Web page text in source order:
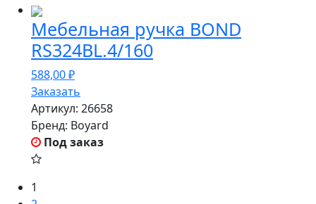
Мебельная ручка BOND
RS324BL.4/160
588,00₽
Заказать
Артикул: 26658
Бренд: Boyard
Под заказ
1